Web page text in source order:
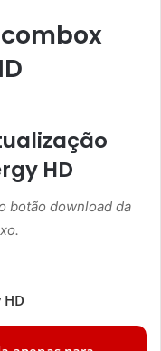
HD
botão download da